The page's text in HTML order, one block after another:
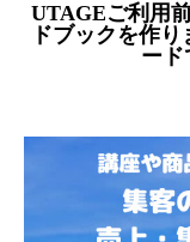
UTAGEご利用
ドブックを作
ー